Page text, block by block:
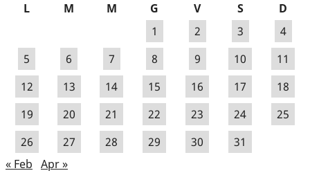
L M M G V S
D
1
2 3
4
5
6 7 8 9 10
11
12
13 14 15 16 17
18
19
20 21 22 23 24
25
26
27 28 29 30
31
« Feb Apr »